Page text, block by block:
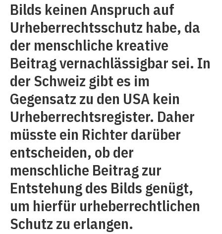
Bilds keinen Anspruch auf
Urheberrechtsschutz habe, da
der menschliche kreative
Beitrag vernachlässigbar sei. In
der Schweiz gibt es im
Gegensatz zu den USA kein
Urheberrechtsregister. Daher
müsste ein Richter darüber
entscheiden, ob der
menschliche Beitrag zur
Entstehung des Bilds genügt,
um hierfür urheberrechtlichen
Schutz zu erlangen.